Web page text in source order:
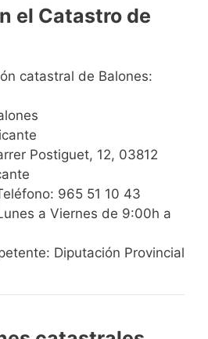
el Catastro de
catastral de Balones:
Postiguet, 12, 03812
965 51 10 43
a Viernes de 9:00h a
Diputación Provincial